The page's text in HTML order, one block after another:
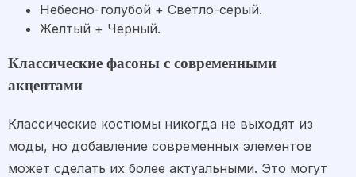
Небесно-голубой + Светло-серый.
Желтый + Черный.
Классические фасоны с современными
акцентами
Классические костюмы никогда не выходят из
моды, но добавление современных элементов
может сделать их более актуальными. Это могут